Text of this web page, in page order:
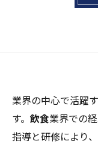
業界の中心で活躍
す。 飲食業界での
指導と研修により